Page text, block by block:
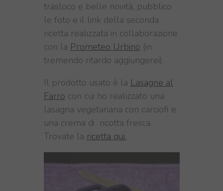
trasloco e belle novità, pubblico
le foto e il link della seconda
ricetta realizzata in collaborazione
con la Prometeo Urbino (in
tremendo ritardo aggiungerei).
Il prodotto usato è la Lasagne al
Farro con cui ho realizzato una
lasagna vegetariana con carciofi e
una crema di ricotta fresca.
Trovate la ricetta qui.